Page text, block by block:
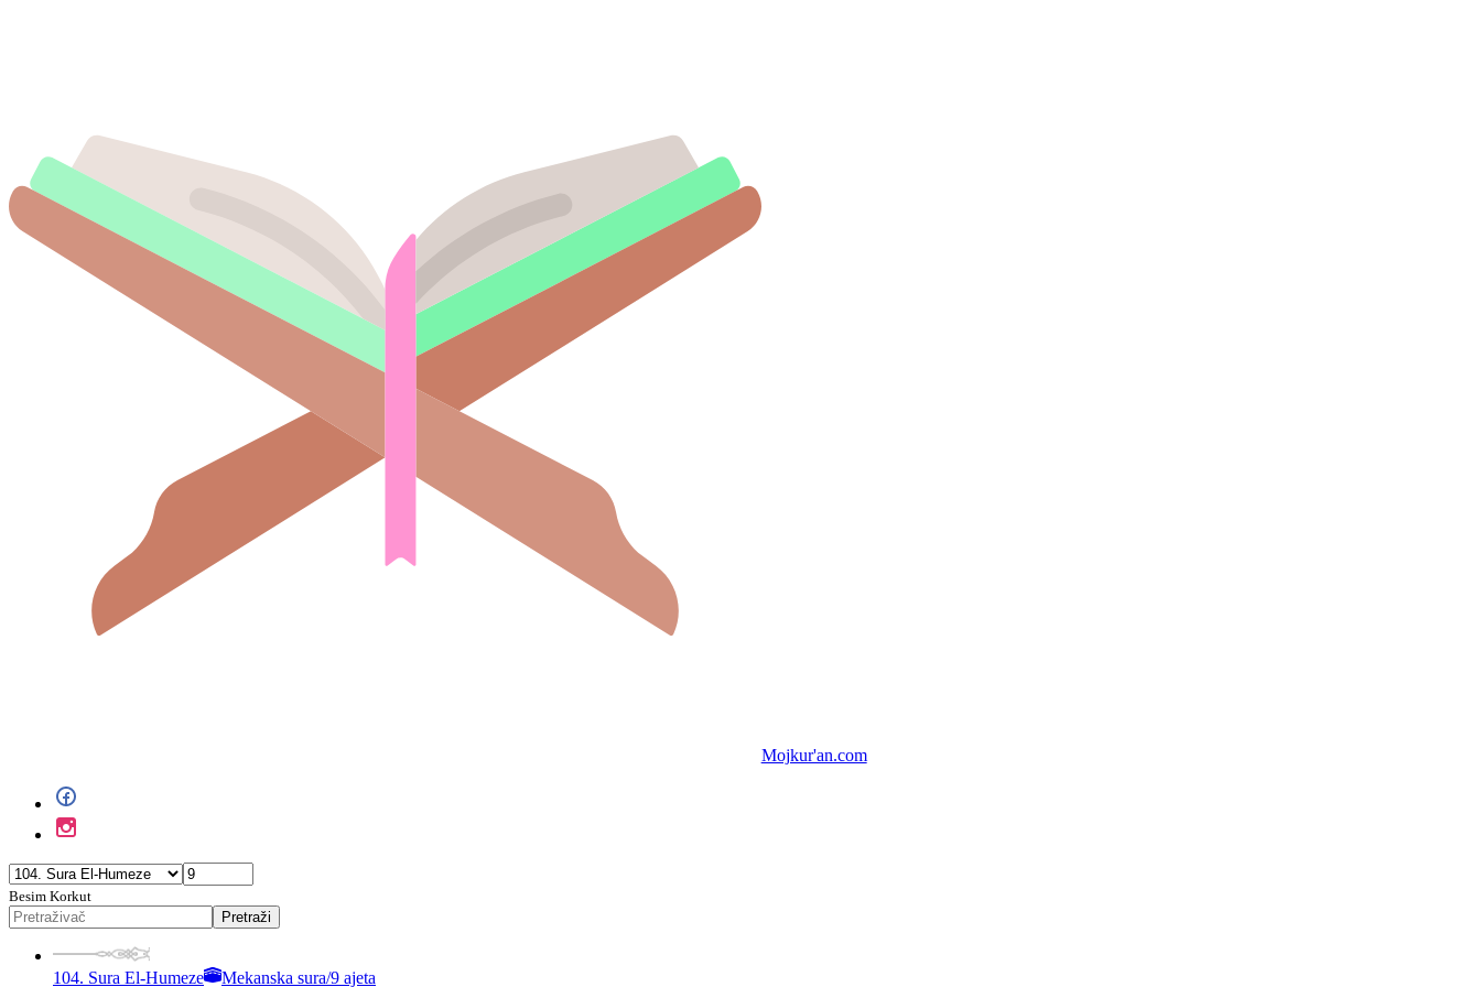
Mojkur'an.com
Besim Korkut
Pretraži
104. Sura El-Humeze Mekanska sura/9 ajeta